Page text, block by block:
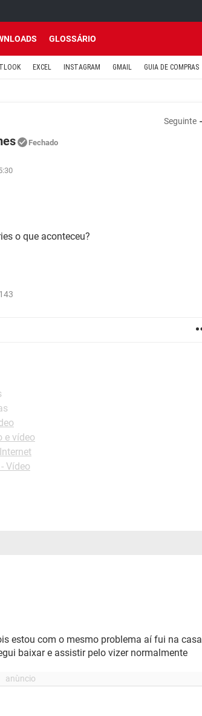
GLOSSÁRIO
EXCEL INSTAGRAM GMAIL GUIA DE COMPRAS
Seguinte
Fechado
o que aconteceu?
e vídeo
Vídeo
estou com o mesmo problema aí fui na casa
baixar e assistir pelo vizer normalmente